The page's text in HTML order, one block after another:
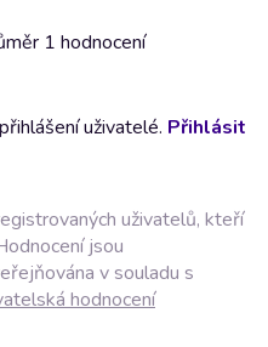
1 hodnocení
uživatelé. Přihlásit
uživatelů, kteří
jsou
v souladu s
hodnocení